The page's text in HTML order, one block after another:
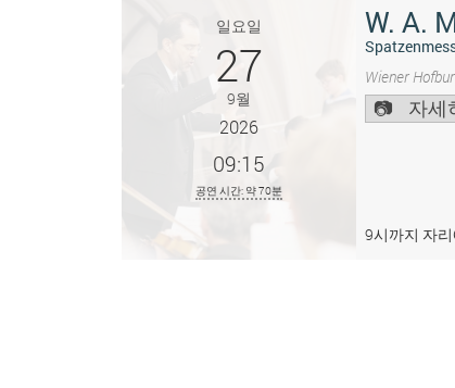
일요일
27
9월
2026
09:15
공연 시간: 약 70분
W. A.
Wiener
자세
9시까지 자